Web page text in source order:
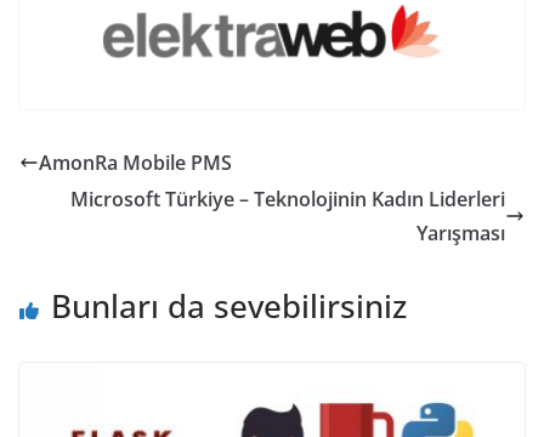
AmonRa Mobile PMS
Microsoft Türkiye – Teknolojinin Kadın Liderleri
Yarışması
Bunları da sevebilirsiniz